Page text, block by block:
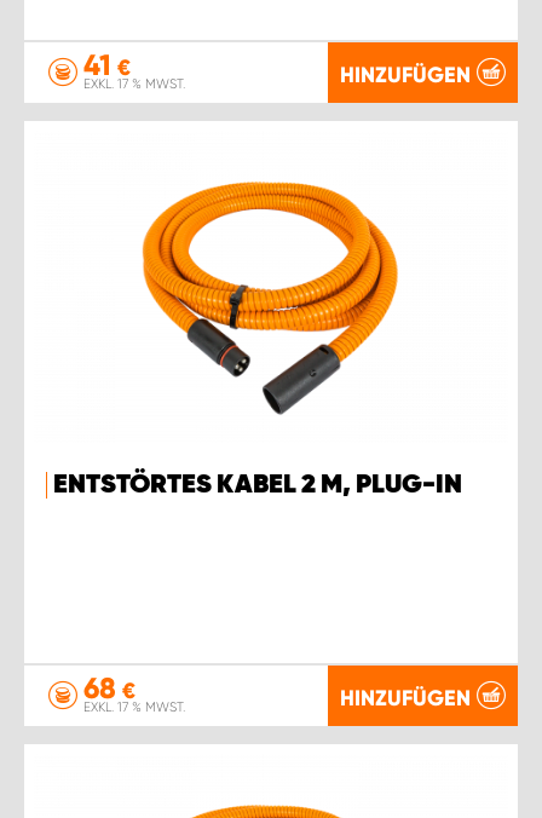
41 €
EXKL. 17 % MWST. HINZUFÜGEN
ENTSTÖRTES KABEL 2 M, PLUG-IN
68 €
EXKL. 17 % MWST. HINZUFÜGEN